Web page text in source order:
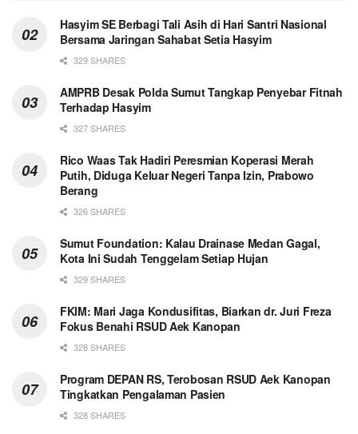
Hasyim SE Berbagi Tali Asih di Hari Santri Nasional
Bersama Jaringan Sahabat Setia Hasyim
329 SHARES
AMPRB Desak Polda Sumut Tangkap Penyebar Fitnah
Terhadap Hasyim
327 SHARES
Rico Waas Tak Hadiri Peresmian Koperasi Merah
Putih, Diduga Keluar Negeri Tanpa Izin, Prabowo
Berang
326 SHARES
Sumut Foundation: Kalau Drainase Medan Gagal,
Kota Ini Sudah Tenggelam Setiap Hujan
329 SHARES
FKIM: Mari Jaga Kondusifitas, Biarkan dr. Juri Freza
Fokus Benahi RSUD Aek Kanopan
328 SHARES
Program DEPAN RS, Terobosan RSUD Aek Kanopan
Tingkatkan Pengalaman Pasien
328 SHARES